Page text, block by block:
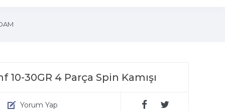
30GR 4 Parça Spin Kamışı
Yorum Yap